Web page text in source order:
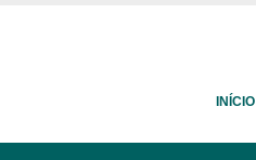
INÍCIO